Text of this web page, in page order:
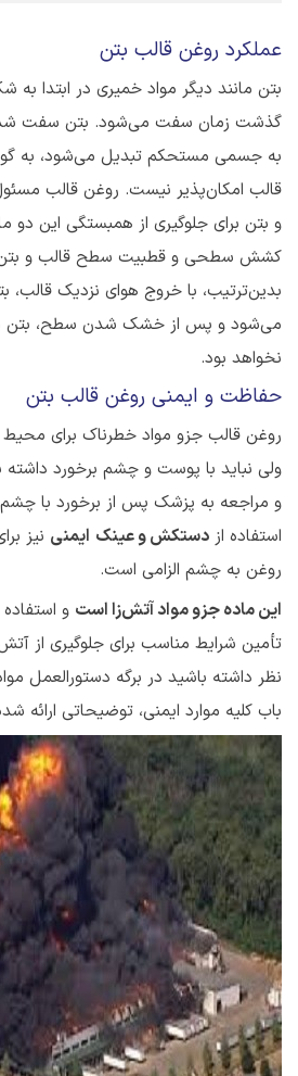
عملکرد روغن قالب بتن
بتن مانند دیگر مواد خمیری در ابتدا به
گذشت زمان سفت می‌شود. بتن سفت
به جسمی مستحکم تبدیل می‌شود، به
قالب امکان‌پذیر نیست. روغن قالب
و بتن برای جلوگیری از همبستگی این دو
کشش سطحی و قطبیت سطح قالب و بتن
بدین‌ترتیب، با خروج هوای نزدیک
می‌شود و پس از خشک شدن سطح، بتن
نخواهد بود.
حفاظت و ایمنی روغن قالب بتن
روغن قالب جزو مواد خطرناک برای
ولی نباید با پوست و چشم برخورد
و مراجعه به پزشک پس از برخورد با
استفاده از دستکش و عینک ایمنی نیز
روغن به چشم الزامی است.
این ماده جزو مواد آتش‌زا است و
تأمین شرایط مناسب برای جلوگیری از
باب کلیه موارد ایمنی، توضیحاتی ارائه